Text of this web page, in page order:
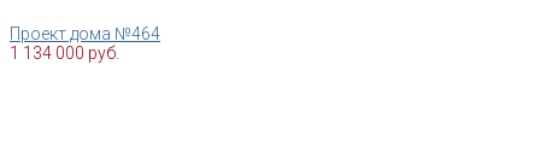
Проект дома №464
1 134 000 руб.